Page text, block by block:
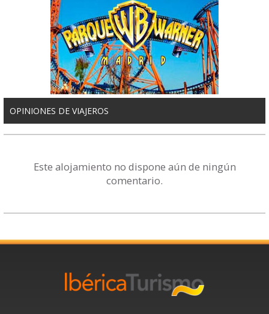
OPINIONES DE VIAJEROS
Este alojamiento no dispone aún de ningún
comentario.